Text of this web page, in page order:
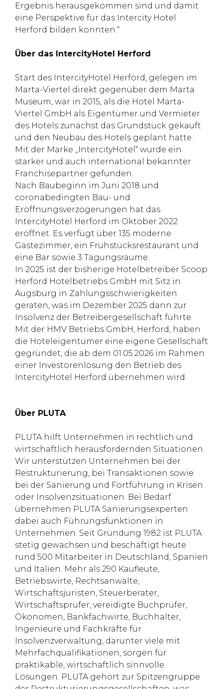
Ergebnis herausgekommen sind und damit
eine Perspektive für das Intercity Hotel
Herford bilden konnten.“
Über das IntercityHotel Herford
Start des IntercityHotel Herford, gelegen im
Marta-Viertel direkt gegenüber dem Marta
Museum, war in 2015, als die Hotel Marta-
Viertel GmbH als Eigentümer und Vermieter
des Hotels zunächst das Grundstück gekauft
und den Neubau des Hotels geplant hatte.
Mit der Marke „IntercityHotel“ wurde ein
starker und auch international bekannter
Franchisepartner gefunden.
Nach Baubeginn im Juni 2018 und
coronabedingten Bau- und
Eröffnungsverzögerungen hat das
IntercityHotel Herford im Oktober 2022
eröffnet. Es verfügt über 135 moderne
Gästezimmer, ein Frühstücksrestaurant und
eine Bar sowie 3 Tagungsräume.
In 2025 ist der bisherige Hotelbetreiber Scoop
Herford Hotelbetriebs GmbH mit Sitz in
Augsburg in Zahlungsschwierigkeiten
geraten, was im Dezember 2025 dann zur
Insolvenz der Betreibergesellschaft führte.
Mit der HMV Betriebs GmbH, Herford, haben
die Hoteleigentümer eine eigene Gesellschaft
gegründet, die ab dem 01.05.2026 im Rahmen
einer Investorenlösung den Betrieb des
IntercityHotel Herford übernehmen wird.
Über PLUTA
PLUTA hilft Unternehmen in rechtlich und
wirtschaftlich herausfordernden Situationen.
Wir unterstützen Unternehmen bei der
Restrukturierung, bei Transaktionen sowie
bei der Sanierung und Fortführung in Krisen
oder Insolvenzsituationen. Bei Bedarf
übernehmen PLUTA Sanierungsexperten
dabei auch Führungsfunktionen in
Unternehmen. Seit Gründung 1982 ist PLUTA
stetig gewachsen und beschäftigt heute
rund 500 Mitarbeiter in Deutschland, Spanien
und Italien. Mehr als 290 Kaufleute,
Betriebswirte, Rechtsanwälte,
Wirtschaftsjuristen, Steuerberater,
Wirtschaftsprüfer, vereidigte Buchprüfer,
Ökonomen, Bankfachwirte, Buchhalter,
Ingenieure und Fachkräfte für
Insolvenzverwaltung, darunter viele mit
Mehrfachqualifikationen, sorgen für
praktikable, wirtschaftlich sinnvolle
Lösungen. PLUTA gehört zur Spitzengruppe